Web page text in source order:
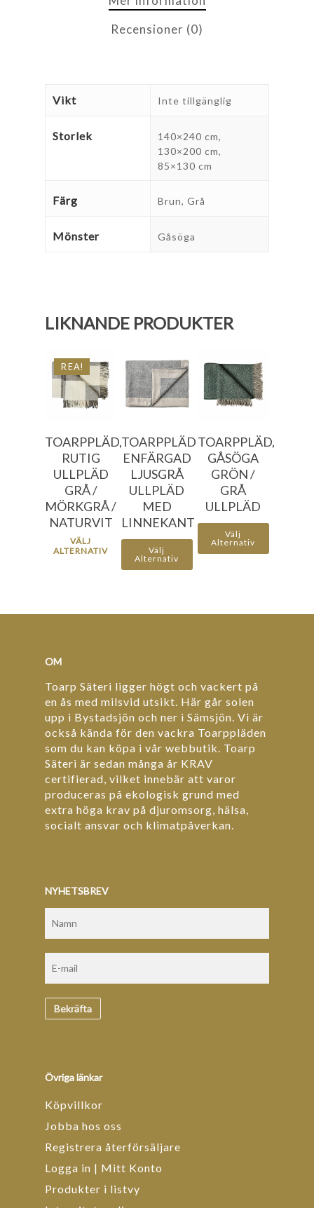
Recensioner (0)
Vikt Inte tillgänglig
Storlek
140×240 cm,
130×200 cm,
85×130 cm
Färg Brun, Grå
Mönster Gåsöga
LIKNANDE PRODUKTER
REA!
669.20
796.00
kr
TOARPPLÄD,
RUTIG
ULLPLÄD
GRÅ /
MÖRKGRÅ /
NATURVIT
VÄLJ
ALTERNATIV
796.00
956.00
TOARPPLÄD,
GÅSÖGA
GRÖN /
GRÅ
ULLPLÄD
Välj
Alternativ
1356.00 kr
1596.00 kr
TOARPPLÄD
ENFÄRGAD
LJUSGRÅ
ULLPLÄD
MED
LINNEKANT
Välj
Alternativ
OM
Toarp Säteri ligger högt och vackert på
en ås med milsvid utsikt. Här går solen
upp i Bystadsjön och ner i Sämsjön. Vi är
också kända för den vackra Toarppläden
som du kan köpa i vår webbutik. Toarp
Säteri är sedan många år KRAV
certifierad, vilket innebär att varor
produceras på ekologisk grund med
extra höga krav på djuromsorg, hälsa,
socialt ansvar och klimatpåverkan.
NYHETSBREV
Övriga länkar
Köpvillkor
Jobba hos oss
Registrera återförsäljare
Logga in | Mitt Konto
Produkter i listvy